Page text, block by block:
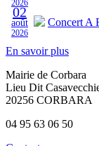
2026
02
août
2026
Concert A
En savoir plus
Mairie de Corbara
Lieu Dit
20256 CORBARA
04 95 63 06 50